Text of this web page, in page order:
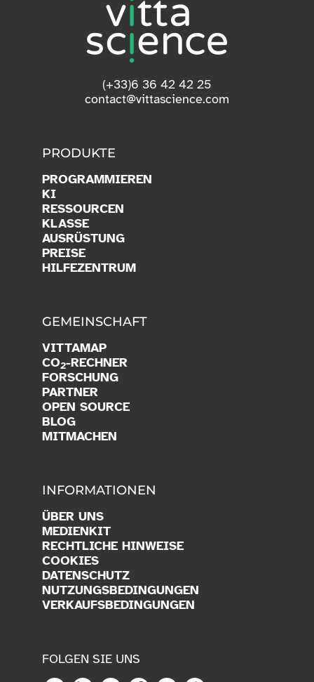
(+33)6 36 42 42 25
contact@vittascience.com
PRODUKTE
PROGRAMMIEREN
KI
RESSOURCEN
KLASSE
AUSRÜSTUNG
PREISE
HILFEZENTRUM
GEMEINSCHAFT
VITTAMAP
CO2-RECHNER
FORSCHUNG
PARTNER
OPEN SOURCE
BLOG
MITMACHEN
INFORMATIONEN
ÜBER UNS
MEDIENKIT
RECHTLICHE HINWEISE
COOKIES
DATENSCHUTZ
NUTZUNGSBEDINGUNGEN
VERKAUFSBEDINGUNGEN
FOLGEN SIE UNS